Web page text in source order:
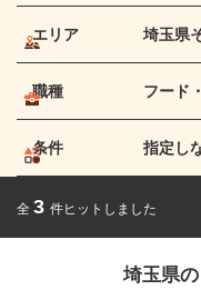
エリア 埼玉県
職種 フード
条件 指定し
全 3 件ヒットしました
埼玉県